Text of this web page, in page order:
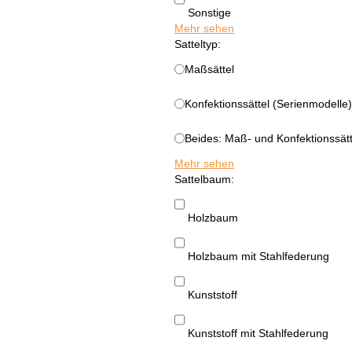
Sonstige
Mehr sehen
Satteltyp:
Maßsättel
Konfektionssättel (Serienmodelle)
Beides: Maß- und
Mehr sehen
Sattelbaum:
Holzbaum
Holzbaum mit Stahlfederung
Kunststoff
Kunststoff mit Stahlfederung